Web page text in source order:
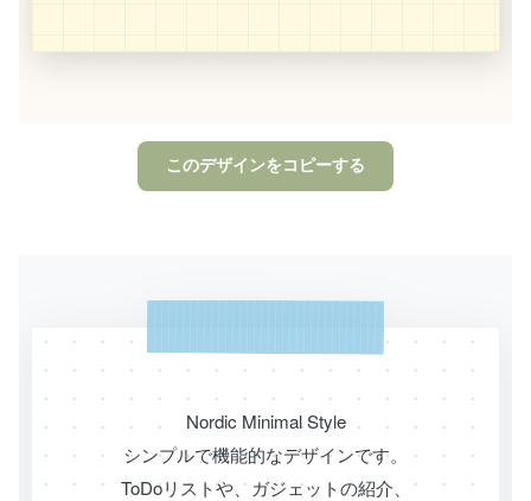
このデザインをコピーする
Nordic Minimal Style
シンプルで機能的なデザインです。
ToDoリストや、ガジェットの紹介、